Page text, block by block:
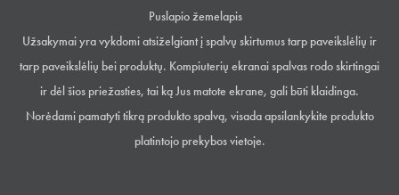
Puslapio žemelapis
Užsakymai yra vykdomi atsiželgiant į spalvų skirtumus tarp paveikslėlių ir
tarp paveikslėlių bei produktų. Kompiuterių ekranai spalvas rodo skirtingai
ir dėl šios priežasties, tai ką Jus matote ekrane, gali būti klaidinga.
Norėdami pamatyti tikrą produkto spalvą, visada apsilankykite produkto
platintojo prekybos vietoje.